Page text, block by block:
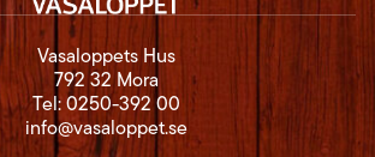
Vasaloppets Hus
792 32 Mora
Tel:0250-392 00
info@vasaloppet.se